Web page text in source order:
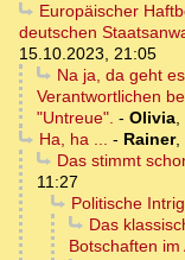
Europäischer
deutschen
15.10.2023, 21:05
Na ja, da geht
Verantwortlichen
"Untreue". - Olivia,
Ha, ha ... - Rainer,
Das stimmt
11:27
Politische
Das
Botschaften im